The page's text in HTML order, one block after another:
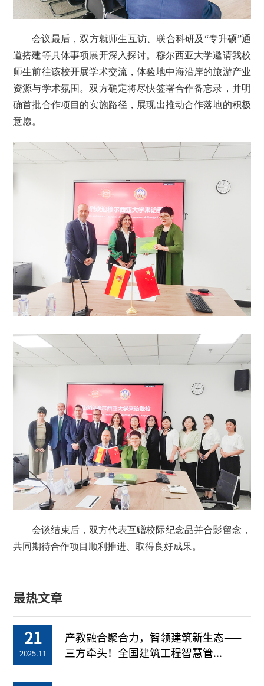
会议最后，双方就师生互访、联合科研及“专升硕”通
道搭建等具体事项展开深入探讨。穆尔西亚大学邀请我校
师生前往该校开展学术交流，体验地中海沿岸的旅游产业
资源与学术氛围。双方确定将尽快签署合作备忘录，并明
确首批合作项目的实施路径，展现出推动合作落地的积极
意愿。
会谈结束后，双方代表互赠校际纪念品并合影留念，
共同期待合作项目顺利推进、取得良好成果。
最热文章
21
2025.11
产教融合聚合力，智领建筑新生态——
三方牵头！全国建筑工程智慧管...